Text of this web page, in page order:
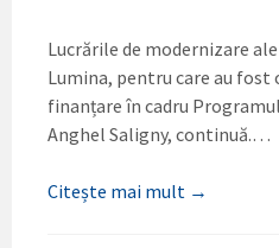
Lucrările de modernizare
Lumina, pentru care au
finanțare în cadru
Anghel Saligny, continuă.…
Citește mai mult →